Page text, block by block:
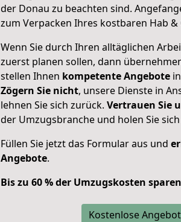
der Donau zu beachten sind.
zum Verpacken Ihres kostbaren Hab &
Wenn Sie durch Ihren alltäglichen
zuerst planen sollen, dann
stellen Ihnen kompetente Angebote
Zögern Sie nicht, unsere Dienste in
lehnen Sie sich zurück. Vertrauen Sie
der Umzugsbranche und holen Sie
Füllen Sie jetzt das Formular aus und
Angebote.
Bis zu 60 % der Umzugskosten sparen
Kostenlose